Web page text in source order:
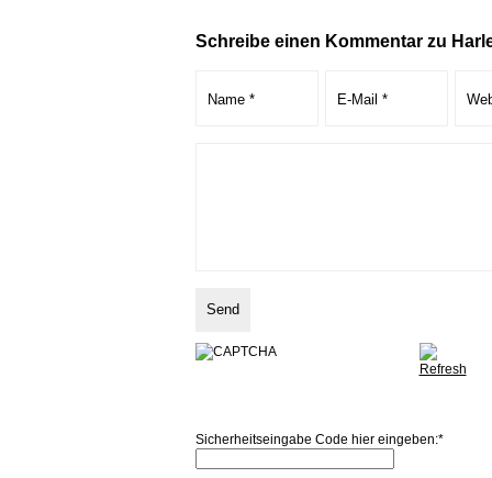
Schreibe einen Kommentar zu
Sicherheitseingabe Code hier eingeben:*